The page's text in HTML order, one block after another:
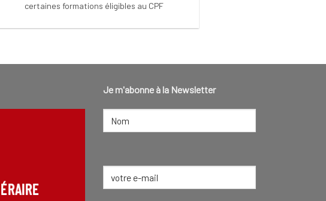
certaines formations éligibles au CPF
CONSEILLER FUNÉRAIRE
Je m'abonne à la Newsletter
NOM